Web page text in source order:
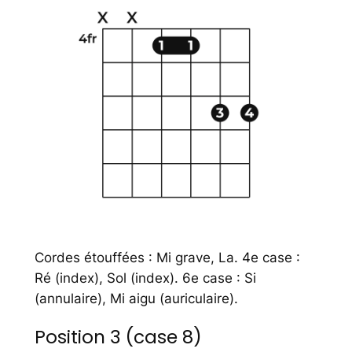
Cordes étouffées : Mi grave, La. 4e case :
Ré (index), Sol (index). 6e case : Si
(annulaire), Mi aigu (auriculaire).
Position 3 (case 8)